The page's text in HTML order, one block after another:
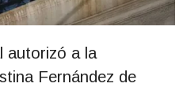
autorizó a la
Fernández de